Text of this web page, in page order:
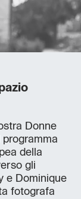
Donne
della
gli
e Dominique
fotografa